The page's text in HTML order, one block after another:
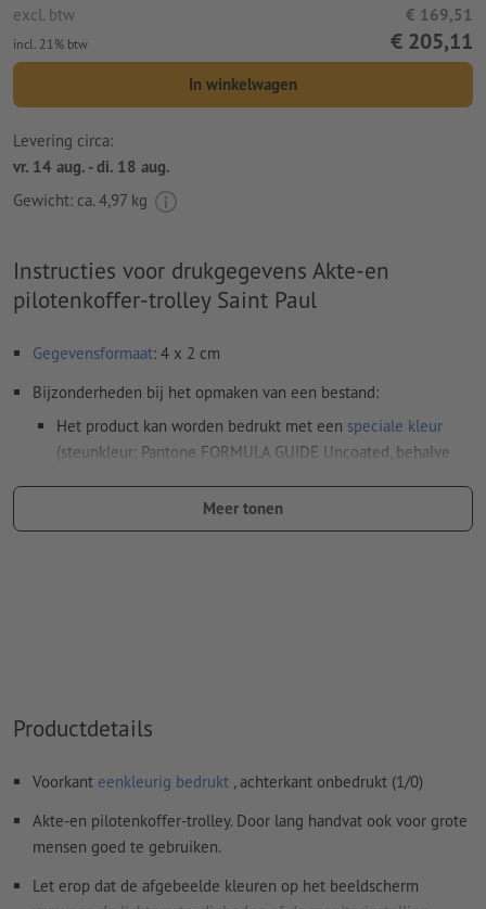
excl. btw € 169,51
incl. 21% btw € 205,11
In winkelwagen
Levering circa:
vr. 14 aug. - di. 18 aug.
Gewicht: ca. 4,97 kg
Instructies voor drukgegevens Akte-en
pilotenkoffer-trolley Saint Paul
Gegevensformaat: 4 x 2 cm
Bijzonderheden bij het opmaken van een bestand:
Het product kan worden bedrukt met een speciale kleur
(steunkleur: Pantone FORMULA GUIDE Uncoated, behalve
De drager kan bij hetdrukken met witte inkt
Meer tonen
Productdetails
Voorkant eenkleurig bedrukt , achterkant onbedrukt (1/0)
Akte-en pilotenkoffer-trolley. Door lang handvat ook voor grote
mensen goed te gebruiken.
Let erop dat de afgebeelde kleuren op het beeldscherm